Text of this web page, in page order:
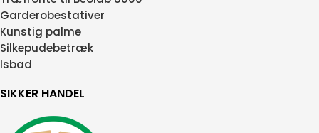
Garderobestativer
Kunstig palme
Silkepudebetræk
Isbad
SIKKER HANDEL